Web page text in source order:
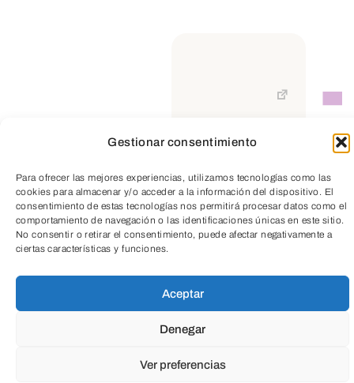
Gestionar consentimiento
Para ofrecer las mejores experiencias, utilizamos tecnologías como las
cookies para almacenar y/o acceder a la información del dispositivo. El
consentimiento de estas tecnologías nos permitirá procesar datos como el
comportamiento de navegación o las identificaciones únicas en este sitio.
No consentir o retirar el consentimiento, puede afectar negativamente a
ciertas características y funciones.
Aceptar
Denegar
Ver preferencias
TeleEntradas